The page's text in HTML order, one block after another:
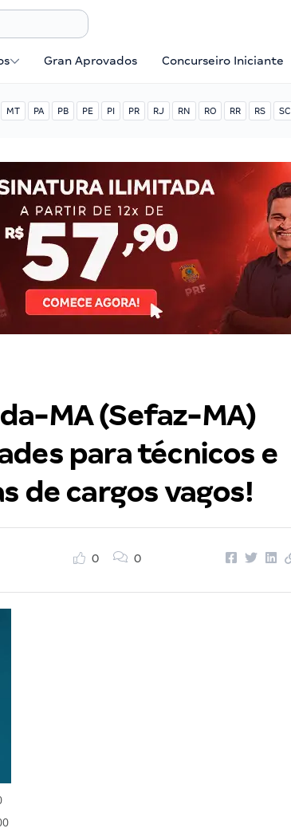
Gran Aprovados Concurseiro Iniciante
MT PA PB PE PI PR RJ RN RO RR RS SC
MA (Sefaz-MA)
para técnicos e
de cargos vagos!
0 0